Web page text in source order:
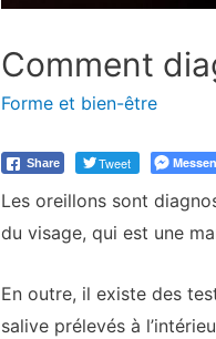
Comment
Forme et bien-être
Share Tweet
Les oreillons sont
du visage, qui est une
En outre, il existe des
salive prélevés à